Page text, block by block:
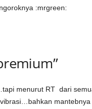
:mrgreen:
menurut RT dari